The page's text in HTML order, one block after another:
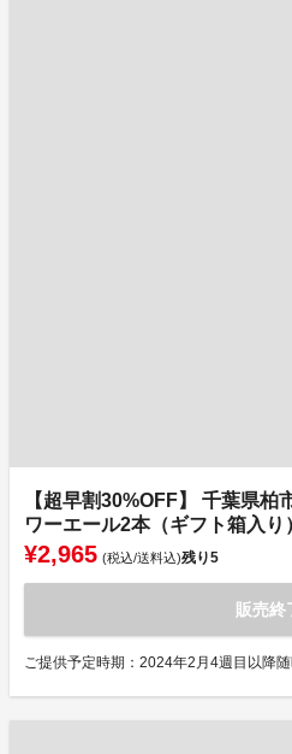
【超早割30%OFF】 千葉県
ワーエール2本（ギフト箱入り
¥2,965 (税込/送料込)残り5
販売終
ご提供予定時期：2024年2月4週目以降